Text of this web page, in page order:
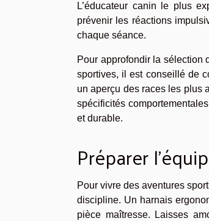
L’éducateur canin le plus
prévenir les réactions
chaque séance.
Pour approfondir la sélection
sportives, il est conseillé de
un aperçu des races les plus
spécificités
et durable.
Préparer
Pour vivre des aventures
discipline. Un harnais
pièce maîtresse. Laisses